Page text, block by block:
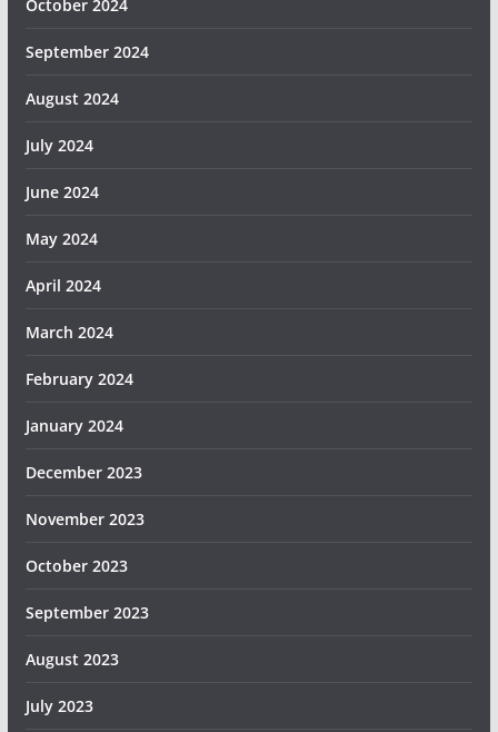
October 2024
September 2024
August 2024
July 2024
June 2024
May 2024
April 2024
March 2024
February 2024
January 2024
December 2023
November 2023
October 2023
September 2023
August 2023
July 2023